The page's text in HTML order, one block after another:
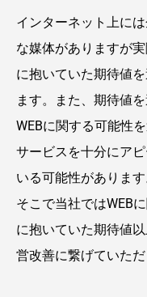
インターネット上に
な媒体がありますが
に抱いていた期待値
ます。また、期待値
WEBに関する可能性
サービスを十分にア
いる可能性があります
そこで当社ではWEB
に抱いていた期待値
営改善に繋げていた